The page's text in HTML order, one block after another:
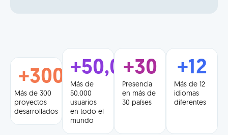
Más de 300
proyectos
desarrollados
+300
Más de
50.000
usuarios
en todo el
mundo
+50,000
Presencia
en más de
30 países
+30
Más de 12
idiomas
diferentes
+12